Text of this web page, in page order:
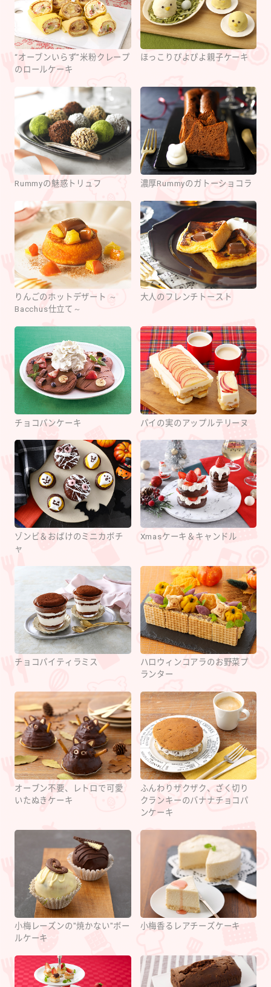
“オーブンいらず”米粉クレープ
のロールケーキ
ほっこりぴよぴよ親子ケーキ
Rummyの魅惑トリュフ 濃厚Rummyのガトーショコラ
りんごのホットデザート ～
Bacchus仕立て～
大人のフレンチトースト
チョコパンケーキ パイの実のアップルテリーヌ
ゾンビ＆おばけのミニカボチ
ャ
Xmasケーキ＆キャンドル
チョコパイティラミス
ハロウィンコアラのお野菜プ
ランター
オーブン不要、レトロで可愛
いたぬきケーキ
ふんわりザクザク、ざく切り
クランキーのバナナチョコパ
ンケーキ
小梅レーズンの"焼かない"ボー
ルケーキ
小梅香るレアチーズケーキ